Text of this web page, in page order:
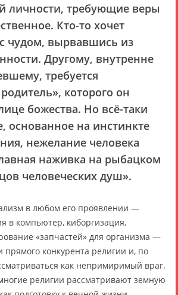
личности, требующие веры
Кто-то хочет
с чудом, вырвавшись из
Другому, внутренне
требуется
которого он
божества. Но всё-таки
основанное на инстинкте
нежелание человека
наживка на рыбацком
человеческих душ».
в любом его проявлении —
в компьютер, киборгизация,
«запчастей» для организма —
прямого конкурента религии и, по
как непримиримый враг.
религии рассматривают земную